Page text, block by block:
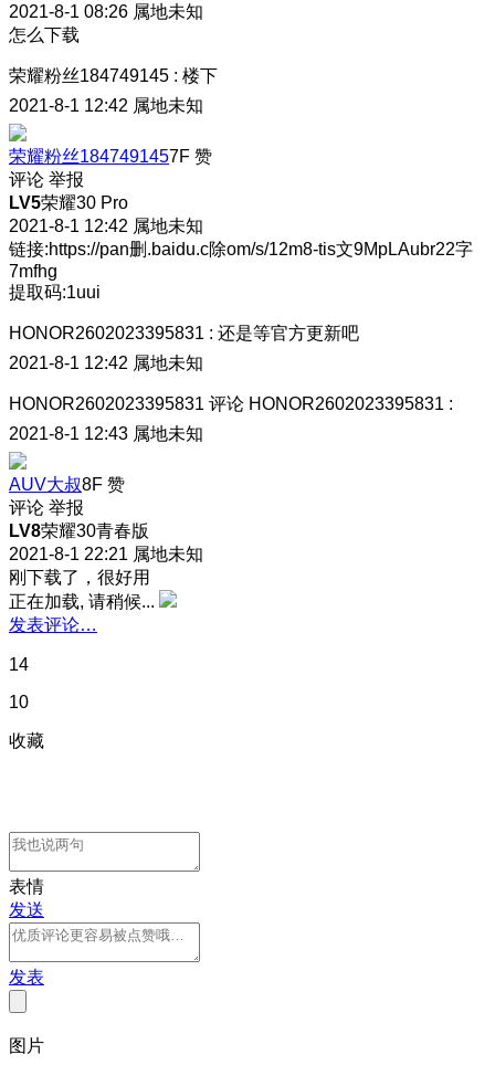
2021-8-1 08:26 属地未知
怎么下载
荣耀粉丝184749145 : 楼下
2021-8-1 12:42 属地未知
荣耀粉丝1847491457F 赞
评论 举报
LV5荣耀30 Pro
2021-8-1 12:42 属地未知
链接:https://pan删.baidu.c除om/s/12m8-tis文9MpLAubr22字
7mfhg
提取码:1uui
HONOR2602023395831 : 还是等官方更新吧
2021-8-1 12:42 属地未知
HONOR2602023395831 评论 HONOR2602023395831 :
2021-8-1 12:43 属地未知
AUV大叔8F 赞
评论 举报
LV8荣耀30青春版
2021-8-1 22:21 属地未知
刚下载了，很好用
正在加载, 请稍候...
发表评论…
14
10
收藏
表情
发送
发表
图片